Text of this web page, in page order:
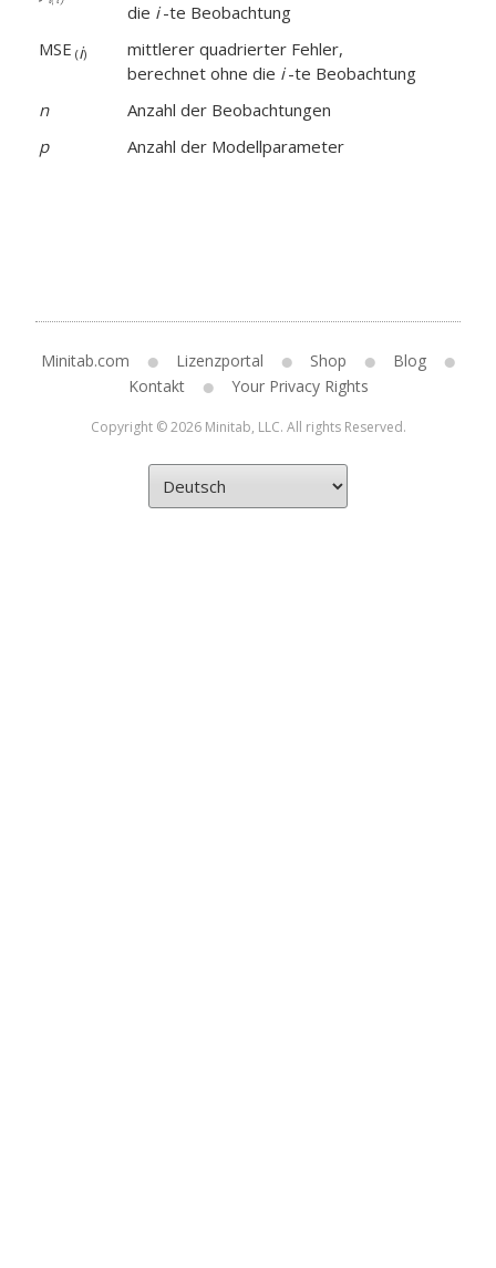
die i -te Beobachtung
MSE (i)
mittlerer quadrierter Fehler,
berechnet ohne die i -te Beobachtung
n
Anzahl der Beobachtungen
p
Anzahl der Modellparameter
Minitab.com Lizenzportal Shop
Blog
Kontakt
Your Privacy Rights
Copyright © 2026 Minitab, LLC. All rights Reserved.